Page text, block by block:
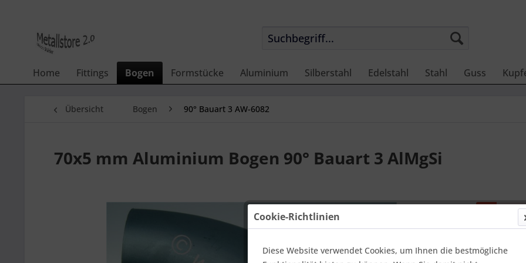
Home Fittings Bogen Formstücke Aluminium Silberstahl Edelstahl Stahl Guss
Übersicht Bogen 90° Bauart 3 AW-6082
70x5 mm Aluminium Bogen 90° Bauart 3 AlMgSi
Cookie-Richtlinien
Diese Website verwendet Cookies, um Ihnen die bestmögliche